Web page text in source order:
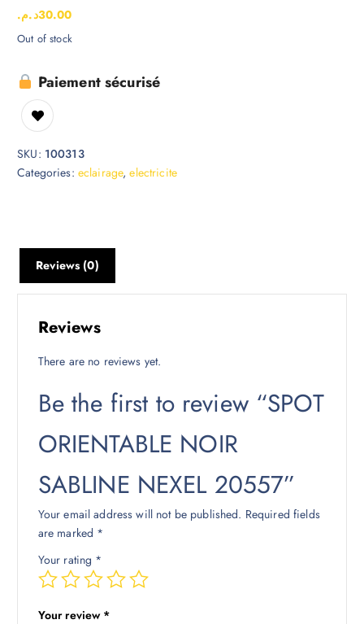
30.00د.م.
Out of stock
Paiement sécurisé
SKU: 100313
Categories: eclairage,electricite
Reviews (0)
Reviews
There are no reviews yet.
Be the first to review “SPOT
ORIENTABLE NOIR
SABLINE NEXEL 20557”
Your email address will not be published. Required fields
are marked *
Your rating *
Your review *